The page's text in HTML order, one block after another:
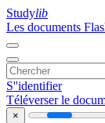
Studylib
Les documents
S''identifier
Téléverser le
×